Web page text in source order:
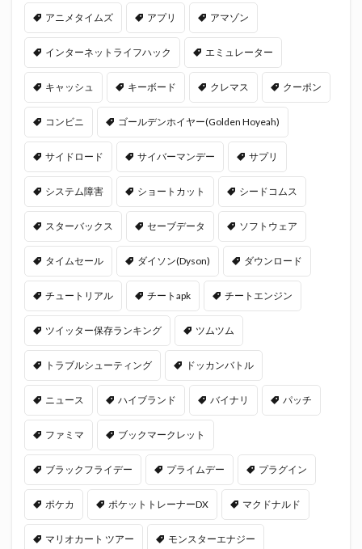
アニメタイムズ アプリ アマゾン
インターネットライフハック エミュレーター
キャッシュ キーボード クレマス クーポン
コンビニ ゴールデンホイヤー(Golden Hoyeah)
サイドロード サイバーマンデー サプリ
システム障害 ショートカット シードコムス
スターバックス セーブデータ ソフトウェア
タイムセール ダイソン(Dyson) ダウンロード
チュートリアル チートapk チートエンジン
ツイッター保存ランキング ツムツム
トラブルシューティング ドッカンバトル
ニュース ハイブランド バイナリ パッチ
ファミマ ブックマークレット
ブラックフライデー プライムデー プラグイン
ポケカ ポケットトレーナーDX マクドナルド
マリオカート ツアー モンスターエナジー